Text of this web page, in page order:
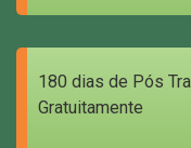
180 dias de Pós
Gratuitamente